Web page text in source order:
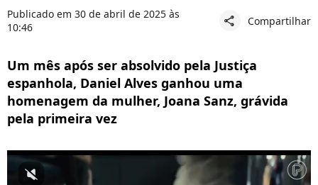
Publicado em 30 de abril de 2025 às
10:46
share Compartilhar
Um mês após ser absolvido pela Justiça
espanhola, Daniel Alves ganhou uma
homenagem da mulher, Joana Sanz, grávida
pela primeira vez